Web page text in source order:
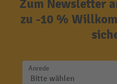
Zum Newsletter
zu -10 %
Anrede